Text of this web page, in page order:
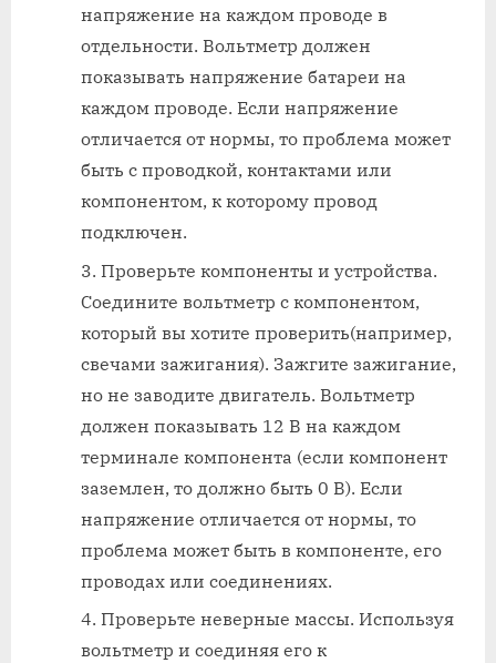
напряжение на каждом проводе в
отдельности. Вольтметр должен
показывать напряжение батареи на
каждом проводе. Если напряжение
отличается от нормы, то проблема может
быть с проводкой, контактами или
компонентом, к которому провод
подключен.
Проверьте компоненты и устройства.
Соедините вольтметр с компонентом,
который вы хотите проверить(например,
свечами зажигания). Зажгите зажигание,
но не заводите двигатель. Вольтметр
должен показывать 12 В на каждом
терминале компонента (если компонент
заземлен, то должно быть 0 В). Если
напряжение отличается от нормы, то
проблема может быть в компоненте, его
проводах или соединениях.
Проверьте неверные массы. Используя
вольтметр и соединяя его к